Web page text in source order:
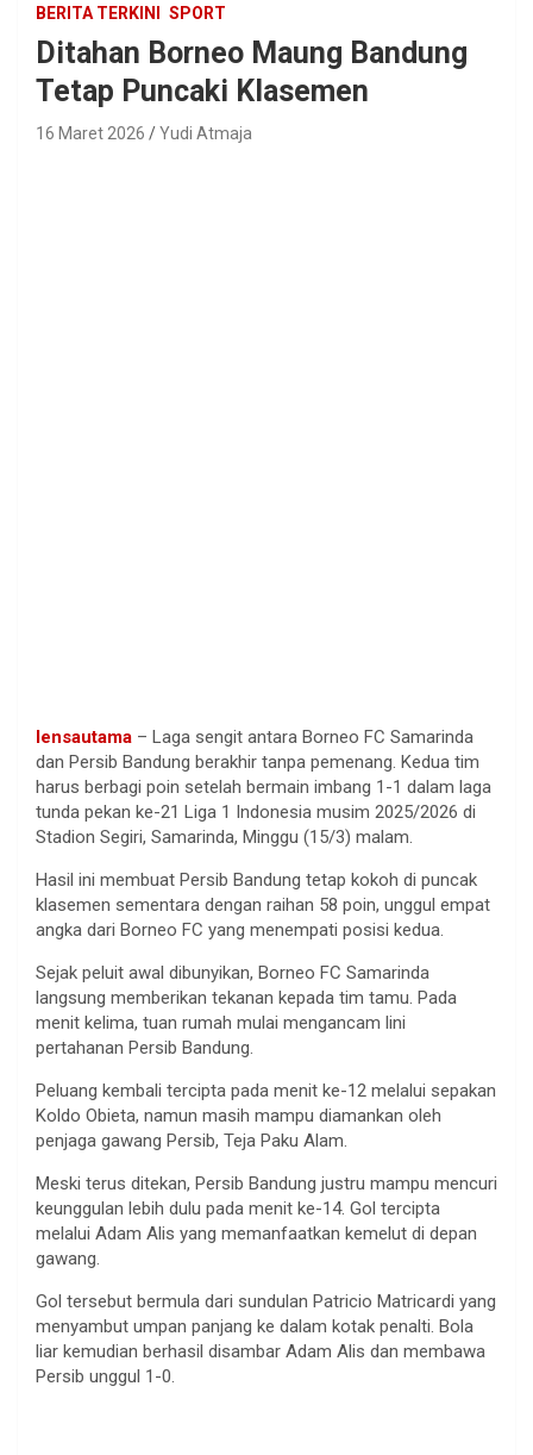
BERITA TERKINI SPORT
Ditahan Borneo Maung Bandung
Tetap Puncaki Klasemen
16 Maret 2026 Yudi Atmaja
lensautama – Laga sengit antara Borneo FC Samarinda
dan Persib Bandung berakhir tanpa pemenang. Kedua tim
harus berbagi poin setelah bermain imbang 1-1 dalam laga
tunda pekan ke-21 Liga 1 Indonesia musim 2025/2026 di
Stadion Segiri, Samarinda, Minggu (15/3) malam.
Hasil ini membuat Persib Bandung tetap kokoh di puncak
klasemen sementara dengan raihan 58 poin, unggul empat
angka dari Borneo FC yang menempati posisi kedua.
Sejak peluit awal dibunyikan, Borneo FC Samarinda
langsung memberikan tekanan kepada tim tamu. Pada
menit kelima, tuan rumah mulai mengancam lini
pertahanan Persib Bandung.
Peluang kembali tercipta pada menit ke-12 melalui sepakan
Koldo Obieta, namun masih mampu diamankan oleh
penjaga gawang Persib, Teja Paku Alam.
Meski terus ditekan, Persib Bandung justru mampu mencuri
keunggulan lebih dulu pada menit ke-14. Gol tercipta
melalui Adam Alis yang memanfaatkan kemelut di depan
gawang.
Gol tersebut bermula dari sundulan Patricio Matricardi yang
menyambut umpan panjang ke dalam kotak penalti. Bola
liar kemudian berhasil disambar Adam Alis dan membawa
Persib unggul 1-0.